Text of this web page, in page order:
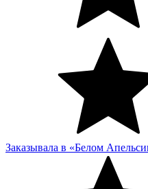
Заказывала в «Белом